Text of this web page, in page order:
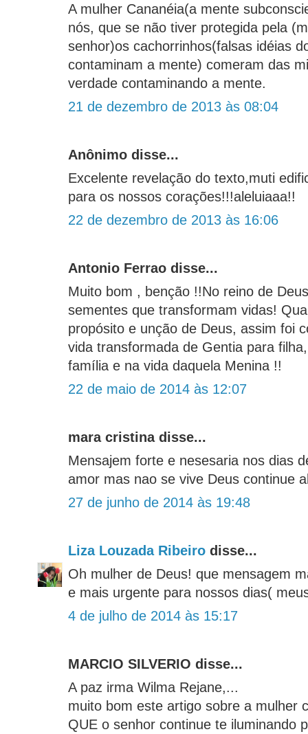
A mulher Cananéia(a mente
nós, que se não tiver protegida pela
senhor)os cachorrinhos(falsas idéias
contaminam a mente) comeram das
verdade contaminando a mente.
21 de dezembro de 2013 às 08:04
Anônimo disse...
Excelente revelação do texto,muti
para os nossos corações!!!aleluiaaa!!
22 de dezembro de 2013 às 16:06
Antonio Ferrao disse...
Muito bom , benção !!No reino de
sementes que transformam vidas!
propósito e unção de Deus, assim foi
vida transformada de Gentia para
família e na vida daquela Menina !!
22 de maio de 2014 às 12:07
mara cristina disse...
Mensajem forte e nesesaria nos dias
amor mas nao se vive Deus continue
27 de junho de 2014 às 19:48
Liza Louzada Ribeiro disse...
Oh mulher de Deus! que mensagem
e mais urgente para nossos dias(
4 de julho de 2014 às 15:17
MARCIO SILVERIO disse...
A paz irma Wilma Rejane,...
muito bom este artigo sobre a mulher
QUE o senhor continue te iluminando